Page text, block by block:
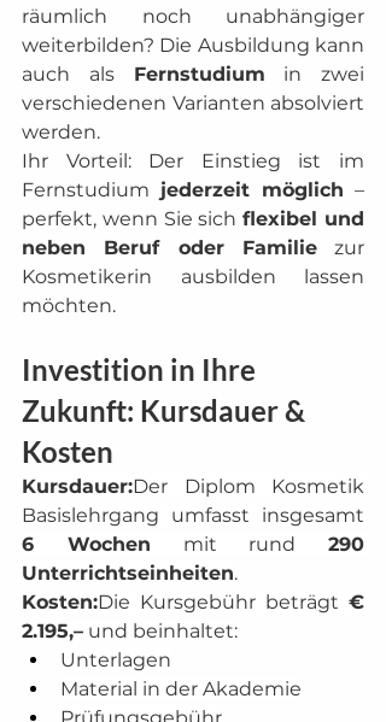
räumlich noch unabhängiger
weiterbilden? Die Ausbildung kann
auch als Fernstudium in zwei
verschiedenen Varianten absolviert
werden.
Ihr Vorteil: Der Einstieg ist im
Fernstudium jederzeit möglich –
perfekt, wenn Sie sich flexibel und
neben Beruf oder Familie zur
Kosmetikerin ausbilden lassen
möchten.
Investition in Ihre
Zukunft: Kursdauer &
Kosten
Kursdauer:Der Diplom Kosmetik
6 Wochen mit rund 290
Unterrichtseinheiten.
Kosten:Die Kursgebühr beträgt €
2.195,– und beinhaltet:
Unterlagen
Material in der Akademie